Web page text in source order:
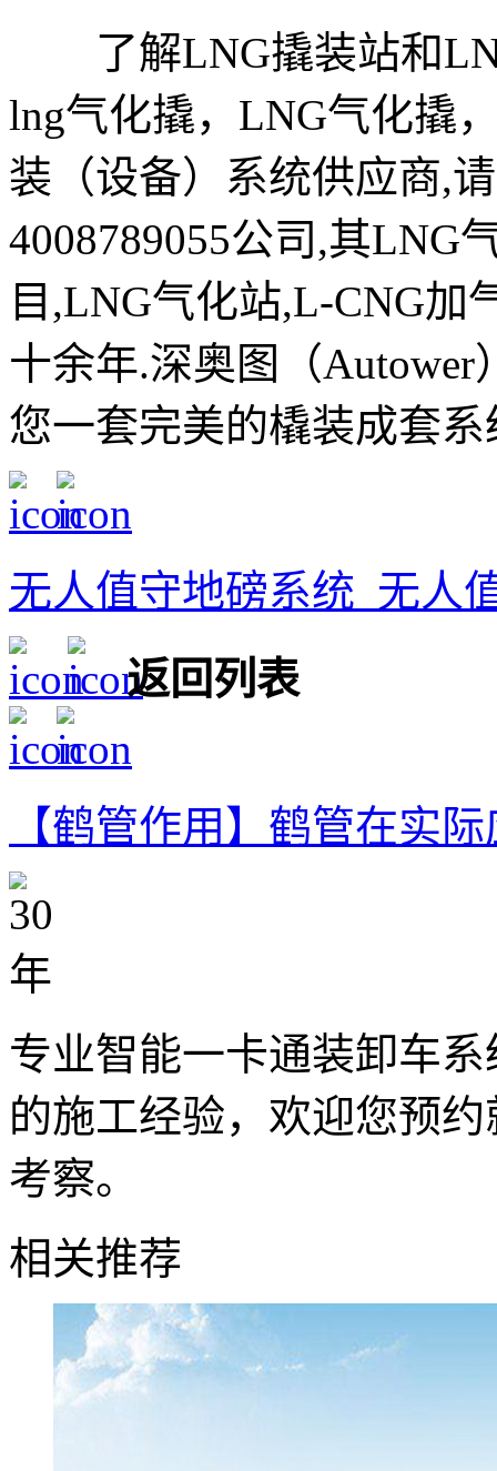
了解LNG撬装站和
lng气化撬，LNG气化撬
装（设备）系统供应商,
4008789055公司,其LNG
目,LNG气化站,L-CNG加
十余年.深奥图（
您一套完美的橇装成套
无人值守地磅系统_无人
返回列表
【鹤管作用】鹤管在实
专业智能一卡通装卸车
的施工经验，欢迎您预
考察。
相关推荐